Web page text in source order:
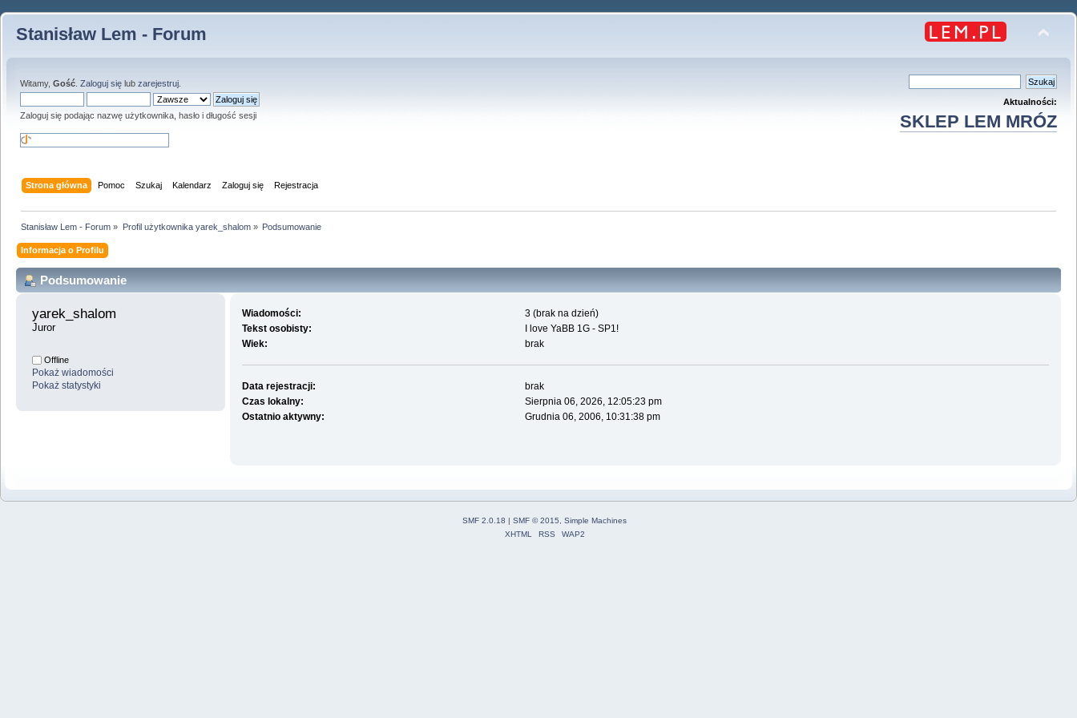
Stanisław Lem - Forum
Witamy, Gość Zaloguj się lub zarejestruj
Zaloguj się podając nazwę użytkownika, hasło i długość sesji
Aktualności:
SKLEP LEM MRÓZ
Strona główna Pomoc Szukaj Kalendarz Zaloguj się Rejestracja
Stanisław Lem - Forum » Profil użytkownika yarek_shalom» Podsumowanie
Informacja o Profilu
Podsumowanie
yarek_shalom
Juror
Offline
Pokaż wiadomości
Pokaż statystyki
Wiadomości:
3 (brak na dzień)
Tekst osobisty:
I love YaBB 1G - SP1!
Wiek:
brak
Data rejestracji:
brak
Czas lokalny:
Sierpnia 06, 2026, 12:05:23 pm
Ostatnio aktywny:
Grudnia 06, 2006, 10:31:38 pm
SMF 2.0.18 | SMF © 2015, Simple Machines
XHTML
RSS WAP2